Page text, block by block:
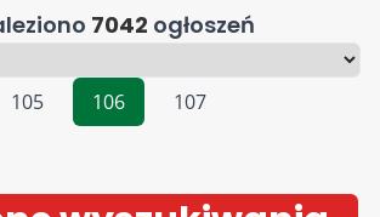
7042 ogłoszeń
105
106 107